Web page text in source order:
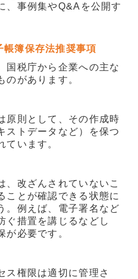
、事例集やQ&Aを公開す
帳簿保存法推奨事項
国税庁から企業への主な
のがあります。
原則として、その作成時
ストデータなど）を保つ
ています。
、改ざんされていないこ
ことが確認できる状態に
。例えば、電子署名など
ぐ措置を講じるなどし
が必要です。
ス権限は適切に管理さ